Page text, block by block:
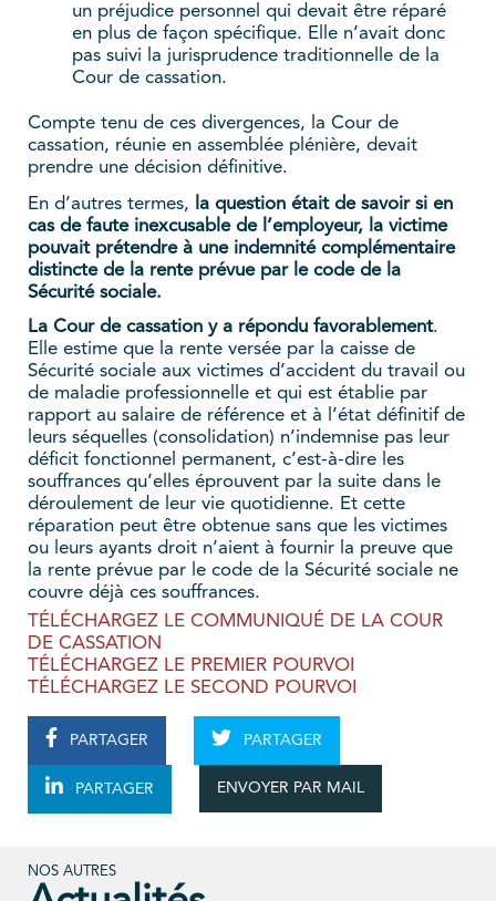
un préjudice personnel qui devait être réparé
en plus de façon spécifique. Elle n’avait donc
pas suivi la jurisprudence traditionnelle de la
Cour de cassation.
Compte tenu de ces divergences, la Cour de
cassation, réunie en assemblée plénière, devait
prendre une décision définitive.
En d’autres termes, la question était de savoir si en
cas de faute inexcusable de l’employeur, la victime
pouvait prétendre à une indemnité complémentaire
distincte de la rente prévue par le code de la
Sécurité sociale.
La Cour de cassation y a répondu favorablement.
Elle estime que la rente versée par la caisse de
Sécurité sociale aux victimes d’accident du travail ou
de maladie professionnelle et qui est établie par
rapport au salaire de référence et à l’état définitif de
leurs séquelles (consolidation) n’indemnise pas leur
déficit fonctionnel permanent, c’est-à-dire les
souffrances qu’elles éprouvent par la suite dans le
déroulement de leur vie quotidienne. Et cette
réparation peut être obtenue sans que les victimes
ou leurs ayants droit n’aient à fournir la preuve que
la rente prévue par le code de la Sécurité sociale ne
couvre déjà ces souffrances.
TÉLÉCHARGEZ LE COMMUNIQUÉ DE LA COUR
DE CASSATION
TÉLÉCHARGEZ LE PREMIER POURVOI
TÉLÉCHARGEZ LE SECOND POURVOI
PARTAGER PARTAGER
PARTAGER ENVOYER PAR MAIL
NOS AUTRES